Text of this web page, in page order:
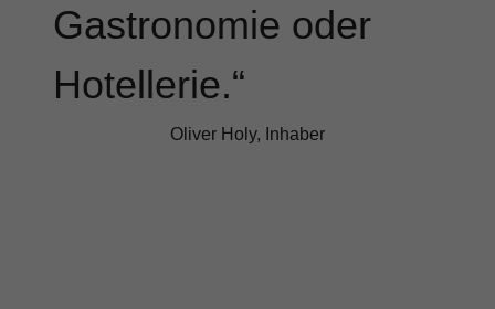
Gastronomie oder
Hotellerie.
Oliver Holy, Inhaber